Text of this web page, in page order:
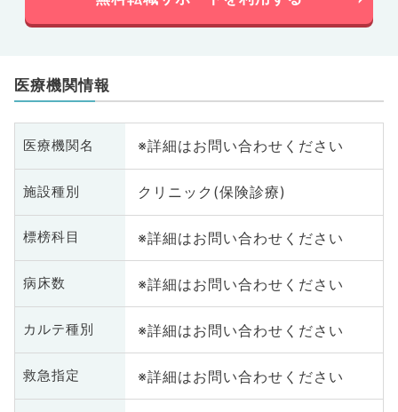
医療機関情報
医療機関名 ※詳細はお問い合わせください
施設種別 クリニック(保険診療)
標榜科目 ※詳細はお問い合わせください
病床数 ※詳細はお問い合わせください
カルテ種別 ※詳細はお問い合わせください
救急指定 ※詳細はお問い合わせください